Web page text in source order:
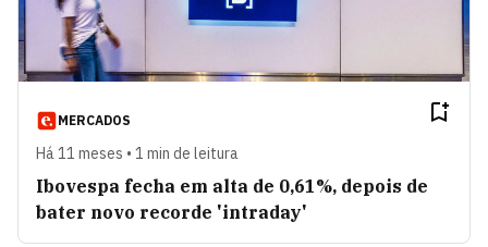
MERCADOS
Há 11 meses • 1 min de leitura
Ibovespa fecha em alta de 0,61%, depois de
bater novo recorde 'intraday'